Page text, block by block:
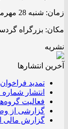
زمان: شنبه 28 مهرماه 97 ساعت 16/30 الی 19
مکان: بزرگراه گردستان، خیابان دکتر
نشریه
آخرین انتشار‌ها
تمدید
انتشار شماره 41 نشریه نامه انسان‌شناسی
فعالیت
گزارشی از
گزارش مالی